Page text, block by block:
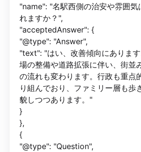
"name": "名駅西側の治安や雰囲気
れますか？",
"acceptedAnswer": {
"@type": "Answer",
"text": "はい、改善傾向にありま
場の整備や道路拡張に伴い、街並
の流れも変わります。行政も重点
り組んでおり、ファミリー層も歩
貌しつつあります。"
}
},
{
"@type": "Question",